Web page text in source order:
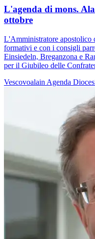
L'agenda di mons.
ottobre
L'Amministratore apostolico
formativi e con i consigli
Einsiedeln, Breganzona e
per il Giubileo delle
Vescovoalain Agenda